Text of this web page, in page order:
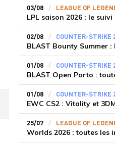
03/08 LEAGUE OF
LPL saison 2026 : le
02/08 COUNTER-STRIKE
BLAST Bounty Summer
01/08 COUNTER-STRIKE
01/08 COUNTER-STRIKE
EWC CS2 : Vitality et
25/07 LEAGUE OF
Worlds 2026 : toutes les